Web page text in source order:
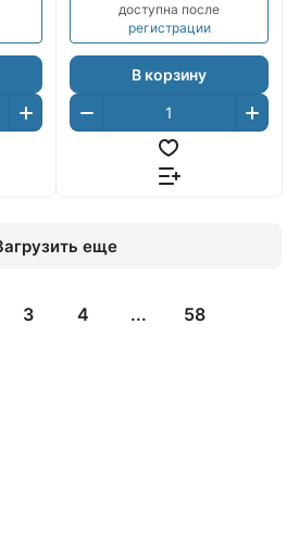
доступна после
регистрации
В корзину
еще
3 4 ... 58